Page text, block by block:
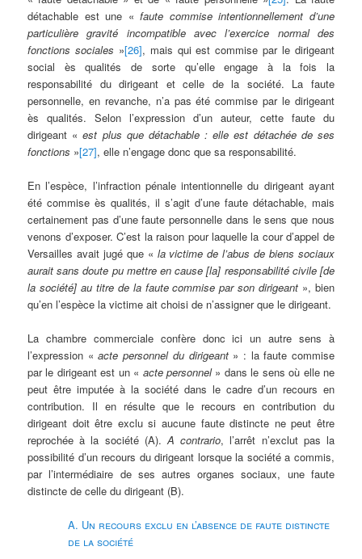
détachable est une «faute commise intentionnellement d’une
particulière gravité incompatible avec l’exercice normal des
fonctions sociales »[26], mais qui est commise par le dirigeant
social ès qualités de sorte qu’elle engage à la fois la
responsabilité du dirigeant et celle de la société. La faute
personnelle, en revanche, n’a pas été commise par le dirigeant
ès qualités. Selon l’expression d’un auteur, cette faute du
dirigeant «est plus que détachable : elle est détachée de ses
fonctions »[27], elle n’engage donc que sa responsabilité.
En l’espèce, l’infraction pénale intentionnelle du dirigeant ayant
été commise ès qualités, il s’agit d’une faute détachable, mais
certainement pas d’une faute personnelle dans le sens que nous
venons d’exposer. C’est la raison pour laquelle la cour d’appel de
Versailles avait jugé que « la victime de l’abus de biens sociaux
aurait sans doute pu mettre en cause [la] responsabilité civile [de
la société] au titre de la faute commise par son dirigeant », bien
qu’en l’espèce la victime ait choisi de n’assigner que le dirigeant.
La chambre commerciale confère donc ici un autre sens à
l’expression «acte personnel du dirigeant» : la faute commise
par le dirigeant est un « acte personnel» dans le sens où elle ne
peut être imputée à la société dans le cadre d’un recours en
contribution. Il en résulte que le recours en contribution du
dirigeant doit être exclu si aucune faute distincte ne peut être
reprochée à la société (A).A contrario, l’arrêt n’exclut pas la
possibilité d’un recours du dirigeant lorsque la société a commis,
par l’intermédiaire de ses autres organes sociaux, une faute
distincte de celle du dirigeant (B).
A. Un recours exclu en l’absence de faute distincte
de la société